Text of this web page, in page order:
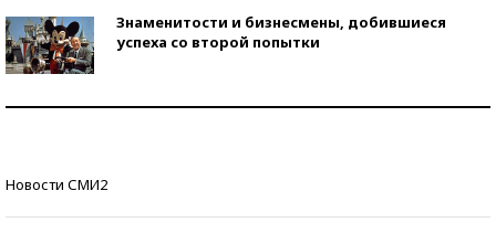
Знаменитости и бизнесмены, добившиеся
успеха со второй попытки
Новости СМИ2